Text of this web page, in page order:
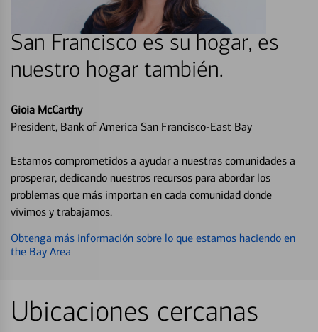
San Francisco es su hogar, es
nuestro hogar también.
Gioia McCarthy
President, Bank of America San Francisco-East Bay
Estamos comprometidos a ayudar a nuestras comunidades a
prosperar, dedicando nuestros recursos para abordar los
problemas que más importan en cada comunidad donde
vivimos y trabajamos.
Obtenga más información sobre lo que estamos haciendo en
the Bay Area
Ubicaciones cercanas